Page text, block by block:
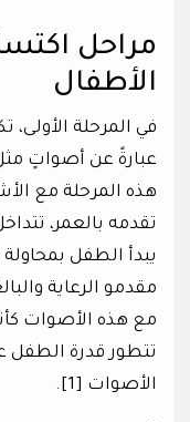
مراحل
الأطفال
في المرحلة
عبارةً عن أصواتٍ مثل
هذه المرحلة مع
تقدمه بالعمر،
يبدأ الطفل بمحاولة
مقدمو الرعاية
مع هذه الأصوات
تتطور قدرة الطفل
الأصوات [1].